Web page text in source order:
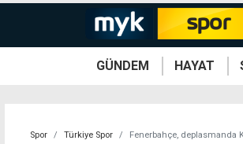
GÜNDEM HAYAT
Spor Türkiye Spor Fenerbahçe, deplasmanda